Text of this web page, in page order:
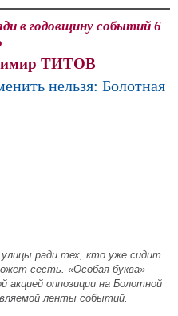
в годовщину событий 6
ТИТОВ
нельзя: Болотная
ради тех, кто уже сидит
сесть. «Особая буква»
акцией оппозиции на Болотной
ленты событий.